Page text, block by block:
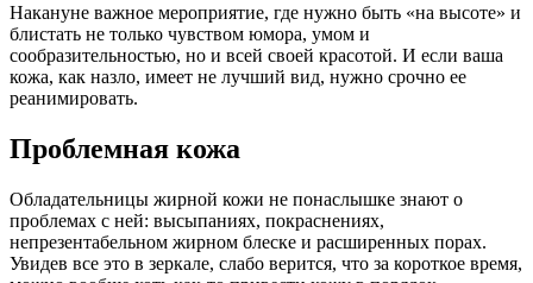
Накануне важное мероприятие, где нужно быть «на высоте» и
блистать не только чувством юмора, умом и
сообразительностью, но и всей своей красотой. И если ваша
кожа, как назло, имеет не лучший вид, нужно срочно ее
реанимировать.
Проблемная кожа
Обладательницы жирной кожи не понаслышке знают о
проблемах с ней: высыпаниях, покраснениях,
непрезентабельном жирном блеске и расширенных порах.
Увидев все это в зеркале, слабо верится, что за короткое время,